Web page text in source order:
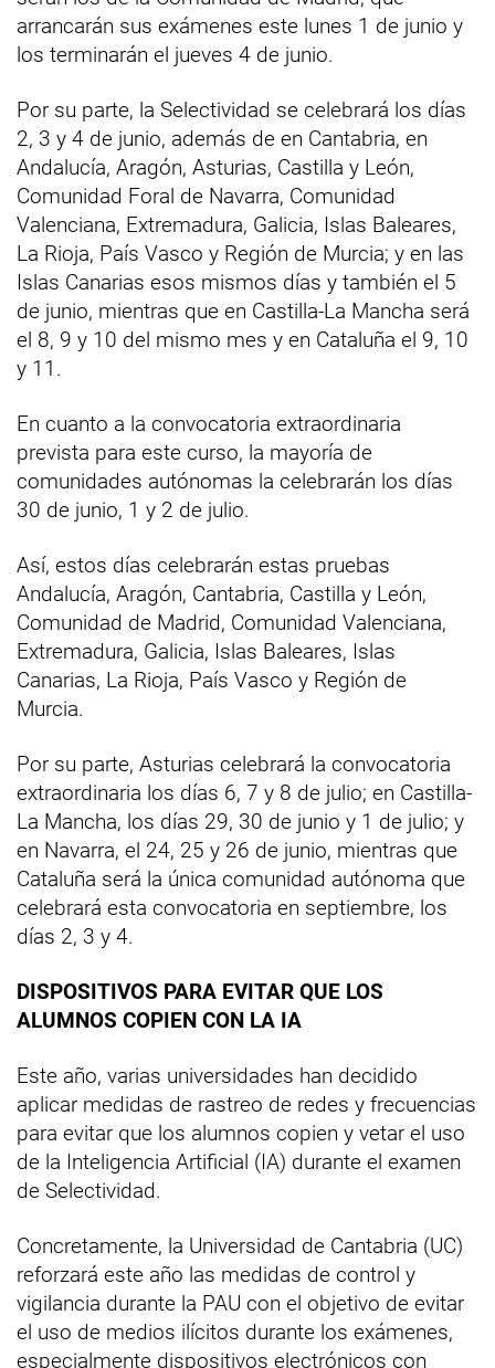
arrancarán sus exámenes este lunes 1 de junio y
los terminarán el jueves 4 de junio.
Por su parte, la Selectividad se celebrará los días
2, 3 y 4 de junio, además de en Cantabria, en
Andalucía, Aragón, Asturias, Castilla y León,
Comunidad Foral de Navarra, Comunidad
Valenciana, Extremadura, Galicia, Islas Baleares,
La Rioja, País Vasco y Región de Murcia; y en las
Islas Canarias esos mismos días y también el 5
de junio, mientras que en Castilla-La Mancha será
el 8, 9 y 10 del mismo mes y en Cataluña el 9, 10
y 11.
En cuanto a la convocatoria extraordinaria
prevista para este curso, la mayoría de
comunidades autónomas la celebrarán los días
30 de junio, 1 y 2 de julio.
Así, estos días celebrarán estas pruebas
Andalucía, Aragón, Cantabria, Castilla y León,
Comunidad de Madrid, Comunidad Valenciana,
Extremadura, Galicia, Islas Baleares, Islas
Canarias, La Rioja, País Vasco y Región de
Murcia.
Por su parte, Asturias celebrará la convocatoria
extraordinaria los días 6, 7 y 8 de julio; en Castilla-
La Mancha, los días 29, 30 de junio y 1 de julio; y
en Navarra, el 24, 25 y 26 de junio, mientras que
Cataluña será la única comunidad autónoma que
celebrará esta convocatoria en septiembre, los
días 2, 3 y 4.
DISPOSITIVOS PARA EVITAR QUE LOS
ALUMNOS COPIEN CON LA IA
Este año, varias universidades han decidido
aplicar medidas de rastreo de redes y frecuencias
para evitar que los alumnos copien y vetar el uso
de la Inteligencia Artificial (IA) durante el examen
de Selectividad.
Concretamente, la Universidad de Cantabria (UC)
reforzará este año las medidas de control y
vigilancia durante la PAU con el objetivo de evitar
el uso de medios ilícitos durante los exámenes,
especialmente dispositivos electrónicos con